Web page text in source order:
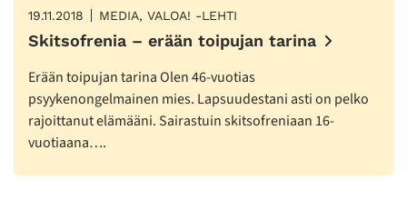
19.11.2018 MEDIA, VALOA! -LEHTI
Skitsofrenia – erään toipujan tarina
Erään toipujan tarina Olen 46-vuotias
psyykenongelmainen mies. Lapsuudestani asti on pelko
rajoittanut elämääni. Sairastuin skitsofreniaan 16-
vuotiaana….